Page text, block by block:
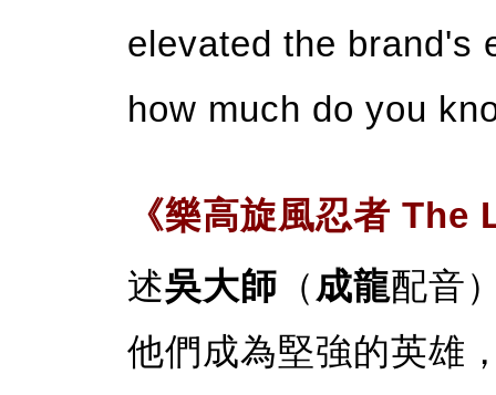
elevated the brand's
how much do you
《樂高旋風忍者
述吳大師 （ 成龍配音
他們成為堅強的英雄